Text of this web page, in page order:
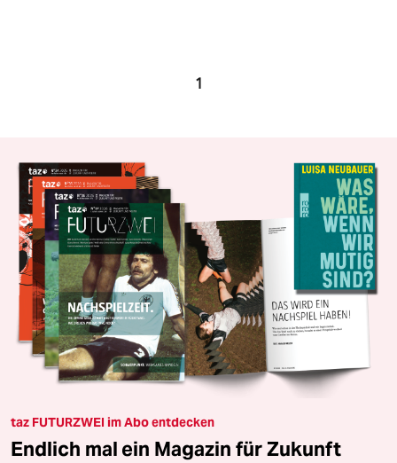
1
taz FUTURZWEI im Abo entdecken
Endlich mal ein Magazin für Zukunft